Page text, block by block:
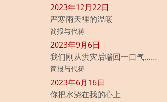
2023年12月22日
严寒雨天裡的温暖
简报与代祷
2023年9月6日
我们刚从洪灾后喘回一口气……
简报与代祷
2023年6月16日
你把水浇在我的心上